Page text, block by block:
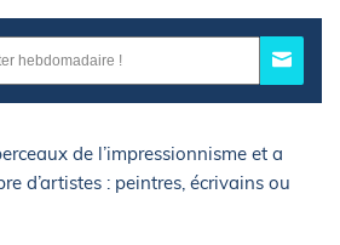
de l’impressionnisme et a
d’artistes : peintres, écrivains ou